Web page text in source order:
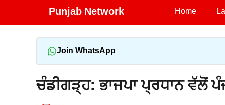
Punjab Network Home
Join WhatsApp
ਚੰਡੀਗੜ੍ਹ: ਭਾਜਪਾ ਪ੍ਰਧਾਨ ਵੱਲੋਂ